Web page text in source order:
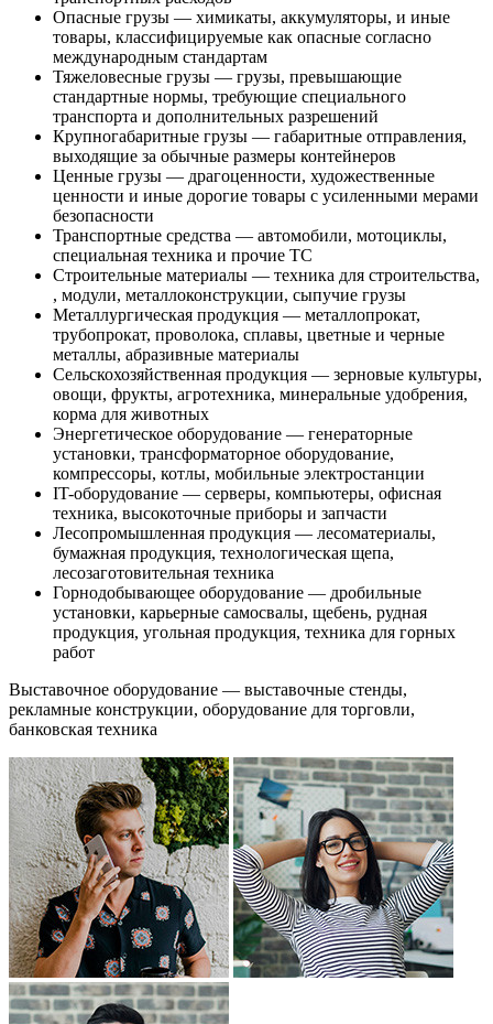
Опасные грузы — химикаты, аккумуляторы, и иные
товары, классифицируемые как опасные согласно
международным стандартам
Тяжеловесные грузы — грузы, превышающие
стандартные нормы, требующие специального
транспорта и дополнительных разрешений
Крупногабаритные грузы — габаритные отправления,
выходящие за обычные размеры контейнеров
Ценные грузы — драгоценности, художественные
ценности и иные дорогие товары с усиленными мерами
безопасности
Транспортные средства — автомобили, мотоциклы,
специальная техника и прочие ТС
Строительные материалы — техника для строительства,
, модули, металлоконструкции, сыпучие грузы
Металлургическая продукция — металлопрокат,
трубопрокат, проволока, сплавы, цветные и черные
металлы, абразивные материалы
Сельскохозяйственная продукция — зерновые культуры,
овощи, фрукты, агротехника, минеральные удобрения,
корма для животных
Энергетическое оборудование — генераторные
установки, трансформаторное оборудование,
компрессоры, котлы, мобильные электростанции
IT-оборудование — серверы, компьютеры, офисная
техника, высокоточные приборы и запчасти
Лесопромышленная продукция — лесоматериалы,
бумажная продукция, технологическая щепа,
лесозаготовительная техника
Горнодобывающее оборудование — дробильные
установки, карьерные самосвалы, щебень, рудная
продукция, угольная продукция, техника для горных
работ
Выставочное оборудование — выставочные стенды,
рекламные конструкции, оборудование для торговли,
банковская техника